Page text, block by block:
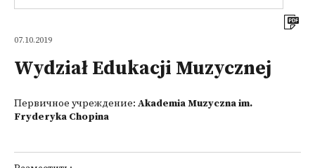
07.10.2019
Wydział Edukacji Muzycznej
Первичное учреждение: Akademia Muzyczna im.
Fryderyka Chopina